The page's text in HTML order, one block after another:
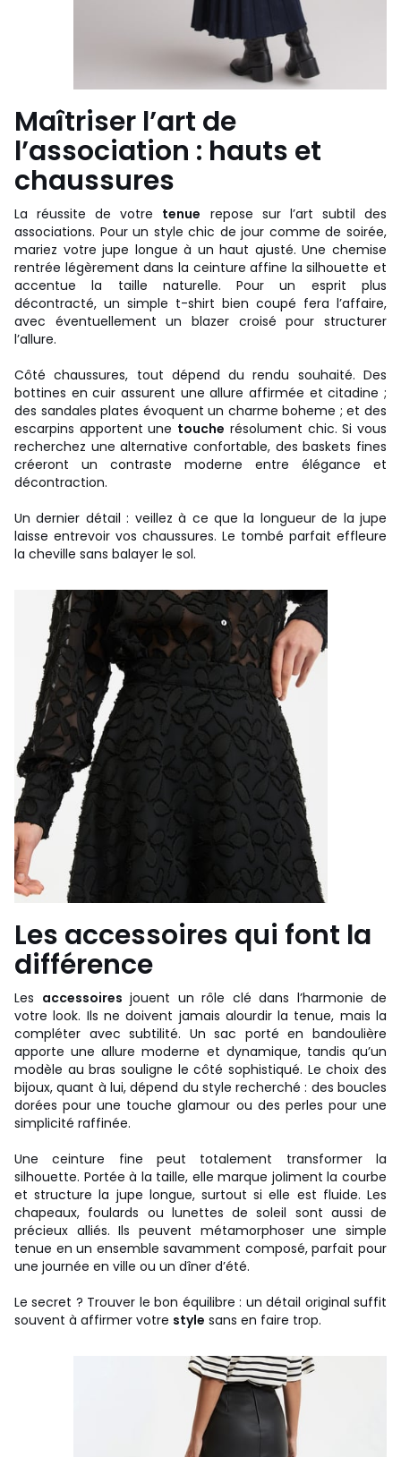
Maîtriser l’art de
l’association : hauts et
chaussures
La réussite de votre tenue repose sur l’art subtil des
associations. Pour un style chic de jour comme de soirée,
mariez votre jupe longue à un haut ajusté. Une chemise
rentrée légèrement dans la ceinture affine la silhouette et
accentue la taille naturelle. Pour un esprit plus
décontracté, un simple t-shirt bien coupé fera l’affaire,
avec éventuellement un blazer croisé pour structurer
l’allure.
Côté chaussures, tout dépend du rendu souhaité. Des
bottines en cuir assurent une allure affirmée et citadine ;
des sandales plates évoquent un charme boheme ; et des
escarpins apportent une touche résolument chic. Si vous
recherchez une alternative confortable, des baskets fines
créeront un contraste moderne entre élégance et
décontraction.
Un dernier détail : veillez à ce que la longueur de la jupe
laisse entrevoir vos chaussures. Le tombé parfait effleure
la cheville sans balayer le sol.
Les accessoires qui font la
différence
Les accessoires jouent un rôle clé dans l’harmonie de
votre look. Ils ne doivent jamais alourdir la tenue, mais la
compléter avec subtilité. Un sac porté en bandoulière
apporte une allure moderne et dynamique, tandis qu’un
modèle au bras souligne le côté sophistiqué. Le choix des
bijoux, quant à lui, dépend du style recherché : des boucles
dorées pour une touche glamour ou des perles pour une
simplicité raffinée.
Une ceinture fine peut totalement transformer la
silhouette. Portée à la taille, elle marque joliment la courbe
et structure la jupe longue, surtout si elle est fluide. Les
chapeaux, foulards ou lunettes de soleil sont aussi de
précieux alliés. Ils peuvent métamorphoser une simple
tenue en un ensemble savamment composé, parfait pour
une journée en ville ou un dîner d’été.
Le secret ? Trouver le bon équilibre : un détail original suffit
souvent à affirmer votre style sans en faire trop.